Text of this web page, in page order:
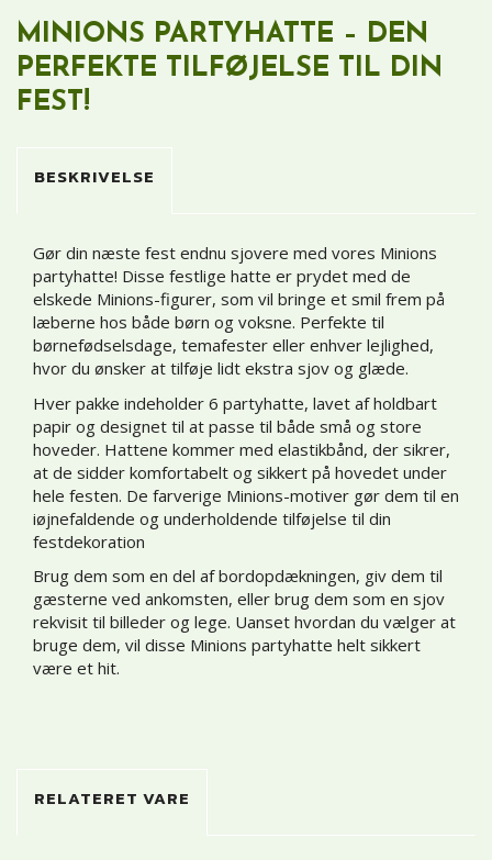
MINIONS PARTYHATTE – DEN
PERFEKTE TILFØJELSE TIL DIN
FEST!
BESKRIVELSE
Gør din næste fest endnu sjovere med vores Minions
partyhatte! Disse festlige hatte er prydet med de
elskede Minions-figurer, som vil bringe et smil frem på
læberne hos både børn og voksne. Perfekte til
børnefødselsdage, temafester eller enhver lejlighed,
hvor du ønsker at tilføje lidt ekstra sjov og glæde.
Hver pakke indeholder 6 partyhatte, lavet af holdbart
papir og designet til at passe til både små og store
hoveder. Hattene kommer med elastikbånd, der sikrer,
at de sidder komfortabelt og sikkert på hovedet under
hele festen. De farverige Minions-motiver gør dem til en
iøjnefaldende og underholdende tilføjelse til din
festdekoration
Brug dem som en del af bordopdækningen, giv dem til
gæsterne ved ankomsten, eller brug dem som en sjov
rekvisit til billeder og lege. Uanset hvordan du vælger at
bruge dem, vil disse Minions partyhatte helt sikkert
være et hit.
RELATERET VARE